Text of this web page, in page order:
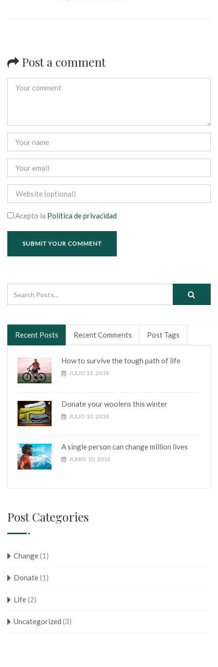
Post a comment
Acepto la Política de privacidad
Recent Posts Recent Comments Post Tags
How to survive the tough path of life
JULIO 15, 2018
Donate your woolens this winter
JULIO 10, 2018
A single person can change million lives
JUNIO 10, 2018
Post Categories
Change(1)
Donate(1)
Life(2)
Uncategorized (3)